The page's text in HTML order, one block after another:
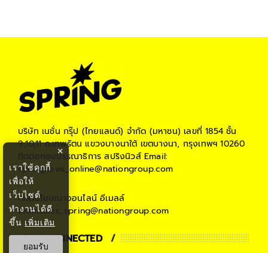
บริษัท เนชั่น กรุ๊ป (ไทยแลนด์) จำกัด (มหาชน) เลขที่ 1854 ชั้น
9,10,11 ถ.เทพรัตน แขวงบางนาใต้ เขตบางนา, กรุงเทพฯ 10260
ติดต่อกองบรรณาธิการ สปริงนิวส์Email:
springnews_online@nationgroup.com
ติดต่อโฆษณาออนไลน์ อีเมลล์
teamsales_spring@nationgroup.com
STAY CONNECTED
×
เราใช้คุกกี้
เพื่อให้
เว็บไซต์
ทำงานได้ดี
ขึ้น เพิ่มเติม
ยอมรับ